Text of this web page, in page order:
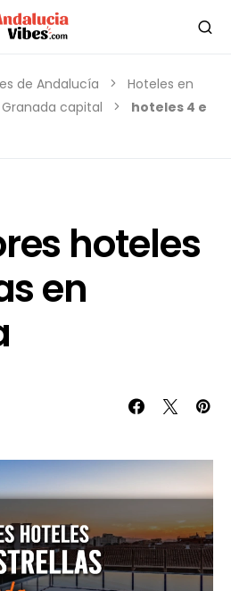
de Andalucía
Hoteles en
capital
hoteles 4 e
hoteles
en